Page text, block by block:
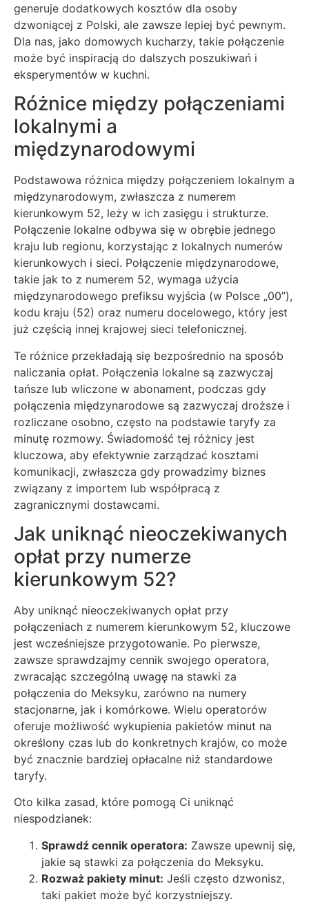
generuje dodatkowych kosztów dla osoby
dzwoniącej z Polski, ale zawsze lepiej być pewnym.
Dla nas, jako domowych kucharzy, takie połączenie
może być inspiracją do dalszych poszukiwań i
eksperymentów w kuchni.
Różnice między połączeniami
lokalnymi a
międzynarodowymi
Podstawowa różnica między połączeniem lokalnym a
międzynarodowym, zwłaszcza z numerem
kierunkowym 52, leży w ich zasięgu i strukturze.
Połączenie lokalne odbywa się w obrębie jednego
kraju lub regionu, korzystając z lokalnych numerów
kierunkowych i sieci. Połączenie międzynarodowe,
takie jak to z numerem 52, wymaga użycia
międzynarodowego prefiksu wyjścia (w Polsce „00”),
kodu kraju (52) oraz numeru docelowego, który jest
już częścią innej krajowej sieci telefonicznej.
Te różnice przekładają się bezpośrednio na sposób
naliczania opłat. Połączenia lokalne są zazwyczaj
tańsze lub wliczone w abonament, podczas gdy
połączenia międzynarodowe są zazwyczaj droższe i
rozliczane osobno, często na podstawie taryfy za
minutę rozmowy. Świadomość tej różnicy jest
kluczowa, aby efektywnie zarządzać kosztami
komunikacji, zwłaszcza gdy prowadzimy biznes
związany z importem lub współpracą z
zagranicznymi dostawcami.
Jak uniknąć nieoczekiwanych
opłat przy numerze
kierunkowym 52?
Aby uniknąć nieoczekiwanych opłat przy
połączeniach z numerem kierunkowym 52, kluczowe
jest wcześniejsze przygotowanie. Po pierwsze,
zawsze sprawdzajmy cennik swojego operatora,
zwracając szczególną uwagę na stawki za
połączenia do Meksyku, zarówno na numery
stacjonarne, jak i komórkowe. Wielu operatorów
oferuje możliwość wykupienia pakietów minut na
określony czas lub do konkretnych krajów, co może
być znacznie bardziej opłacalne niż standardowe
taryfy.
Oto kilka zasad, które pomogą Ci uniknąć
niespodzianek:
Sprawdź cennik operatora: Zawsze upewnij się,
jakie są stawki za połączenia do Meksyku.
Rozważ pakiety minut: Jeśli często dzwonisz,
taki pakiet może być korzystniejszy.